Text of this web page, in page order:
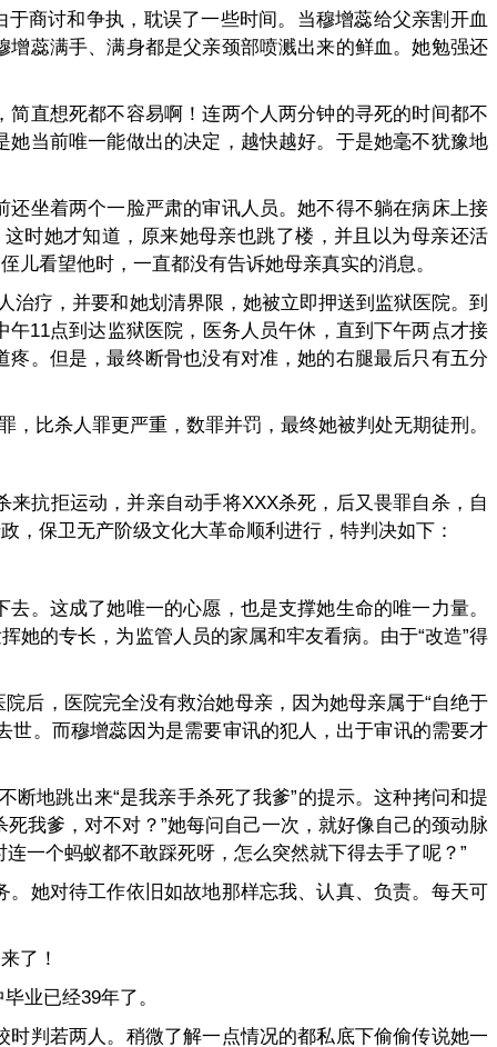
商讨和争执，耽误了一些时间。当穆增蕊给父亲割开血
蕊满手、满身都是父亲颈部喷溅出来的鲜血。她勉强还
直想死都不容易啊！连两个人两分钟的寻死的时间都不
当前唯一能做出的决定，越快越好。于是她毫不犹豫地
坐着两个一脸严肃的审讯人员。她不得不躺在病床上接
时她才知道，原来她母亲也跳了楼，并且以为母亲还活
看望他时，一直都没有告诉她母亲真实的消息。
疗，并要和她划清界限，她被立即押送到监狱医院。到
11点到达监狱医院，医务人员午休，直到下午两点才接
。但是，最终断骨也没有对准，她的右腿最后只有五分
，比杀人罪更严重，数罪并罚，最终她被判处无期徒刑。
抗拒运动，并亲自动手将XXX杀死，后又畏罪自杀，自
，保卫无产阶级文化大革命顺利进行，特判决如下：
。这成了她唯一的心愿，也是支撑她生命的唯一力量。
她的专长，为监管人员的家属和牢友看病。由于“改造”得
后，医院完全没有救治她母亲，因为她母亲属于“自绝于
世。而穆增蕊因为是需要审讯的犯人，出于审讯的需要才
断地跳出来“是我亲手杀死了我爹”的提示。这种拷问和提
我爹，对不对？”她每问自己一次，就好像自己的颈动脉
一个蚂蚁都不敢踩死呀，怎么突然就下得去手了呢？”
她对待工作依旧如故地那样忘我、认真、负责。每天可
了！
业已经39年了。
判若两人。稍微了解一点情况的都私底下偷偷传说她一